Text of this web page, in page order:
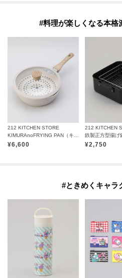
#料理が楽しくなる本格
212 KITCHEN STORE
KIMURAnoFRYING PAN（キムラノフライパン） IV
¥6,600
212 KITCHEN
¥2,750
#ときめくキャラ